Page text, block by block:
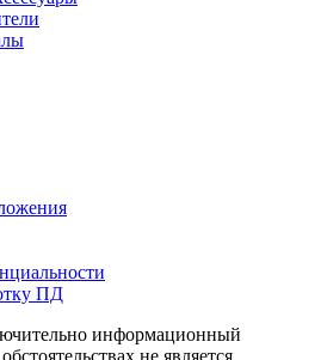
ПД
информационный